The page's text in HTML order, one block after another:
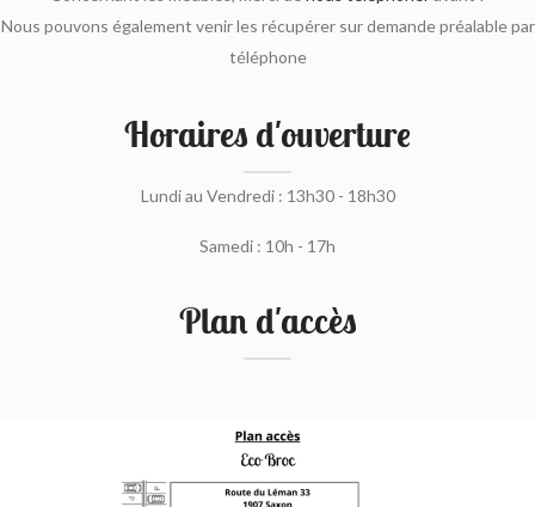
Nous pouvons également venir les récupérer sur demande préalable par
téléphone
Horaires d'ouverture
Lundi au Vendredi : 13h30 - 18h30
Samedi : 10h - 17h
Plan d'accès